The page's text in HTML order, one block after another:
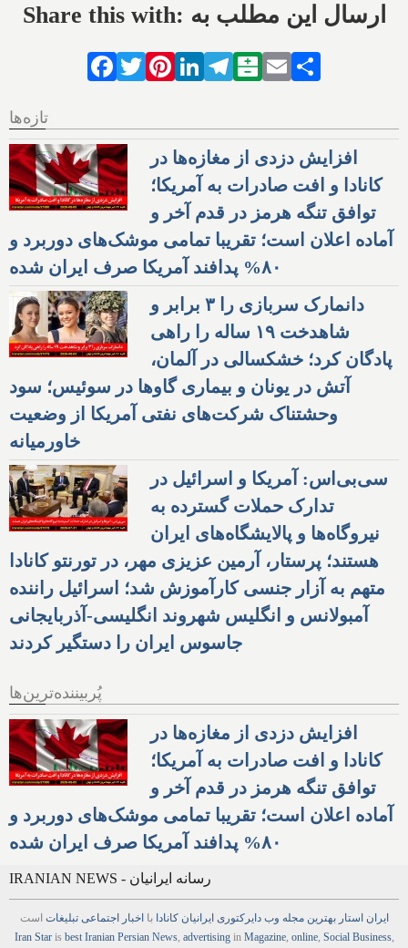
Share this with: ارسال این مطلب به
Facebook
TwitterPinterestLinkedIn
Telegram
Balatarin
Email
تازه‌ها
افزایش دزدی از مغازه‌ها در
کانادا و افت صادرات به آمریکا؛
توافق تنگه هرمز در قدم آخر و
آماده اعلان است؛ تقریبا تمامی موشک‌های دوربرد و
۸۰% پدافند آمریکا صرف ایران شده
دانمارک سربازی را ۳ برابر و
شاهدخت ۱۹ ساله را راهی
پادگان کرد؛ خشکسالی در آلمان،
آتش در یونان و بیماری گاوها در سوئیس؛ سود
وحشتناک شرکت‌های نفتی آمریکا از وضعیت
خاورمیانه
سی‌بی‌اس: آمریکا و اسرائیل در
تدارک حملات گسترده به
نیروگاه‌ها و پالایشگاه‌های ایران
هستند؛ پرستار، آرمین عزیزی مهر، در تورنتو کانادا
متهم به آزار جنسی کارآموزش شد؛ اسرائیل راننده
آمبولانس و انگلیس شهروند انگلیسی-آذربایجانی
جاسوس ایران را دستگیر کردند
پُربیننده‌ترین‌ها
افزایش دزدی از مغازه‌ها در
کانادا و افت صادرات به آمریکا؛
توافق تنگه هرمز در قدم آخر و
آماده اعلان است؛ تقریبا تمامی موشک‌های دوربرد و
۸۰% پدافند آمریکا صرف ایران شده
IRANIAN NEWS - رسانه ایرانیان
ایران استار بهترین مجله وب دایرکتوری ایرانیان کانادا با اخبار اجتماعی تبلیغات است
Iran Staris best Iranian Persian News, advertisingin Magazine, online, Social Business,